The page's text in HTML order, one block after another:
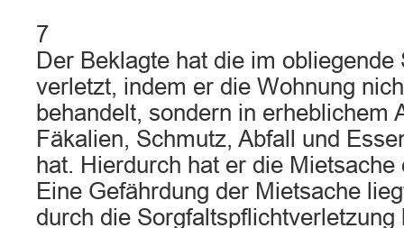
7
Der Beklagte hat die im obliegende
verletzt, indem er die Wohnung
behandelt, sondern in erheblichem
Fäkalien, Schmutz, Abfall und
hat. Hierdurch hat er die
Eine Gefährdung der Mietsache
durch die Sorgfaltspflichtverletzung